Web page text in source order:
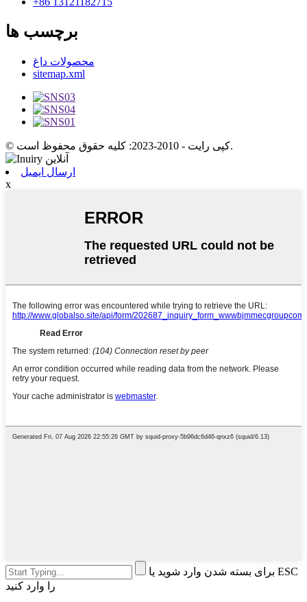
برچسب ها
محصولات داغ
sitemap.xml
© کپی رایت - 2010-2023: کلیه حقوق محفوظ است.
ارسال ایمیل
x
برای بسته شدن وارد شوید یا ESC
را وارد کنید